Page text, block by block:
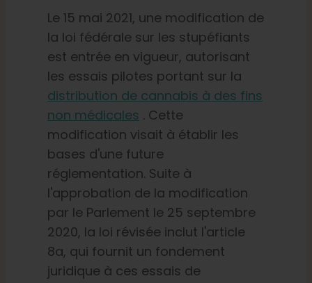
Le 15 mai 2021, une modification de
la loi fédérale sur les stupéfiants
est entrée en vigueur, autorisant
les essais pilotes portant sur la
distribution de cannabis à des fins
non médicales . Cette
modification visait à établir les
bases d'une future
réglementation. Suite à
l'approbation de la modification
par le Parlement le 25 septembre
2020, la loi révisée inclut l'article
8a, qui fournit un fondement
juridique à ces essais de